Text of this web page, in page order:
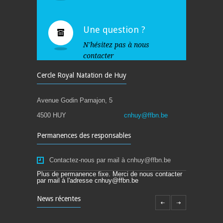
Une question ?
N'hésitez pas à nous
contacter
Cercle Royal Natation de Huy
Avenue Godin Parnajon, 5
4500 HUY
cnhuy@ffbn.be
Permanences des responsables
Contactez-nous par mail à cnhuy@ffbn.be
Plus de permanence fixe. Merci de nous contacter
par mail à l'adresse cnhuy@ffbn.be
News récentes